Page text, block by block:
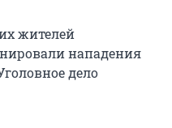
жителей
нападения
дело